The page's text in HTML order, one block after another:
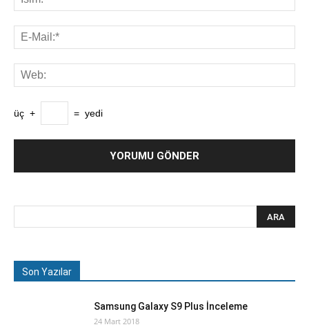
üç + = yedi
Son Yazılar
Samsung Galaxy S9 Plus İnceleme
24 Mart 2018